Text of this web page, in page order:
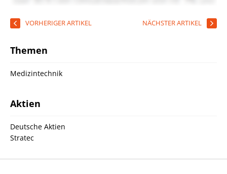
VORHERIGER ARTIKEL NÄCHSTER ARTIKEL
Themen
Medizintechnik
Aktien
Deutsche Aktien
Stratec